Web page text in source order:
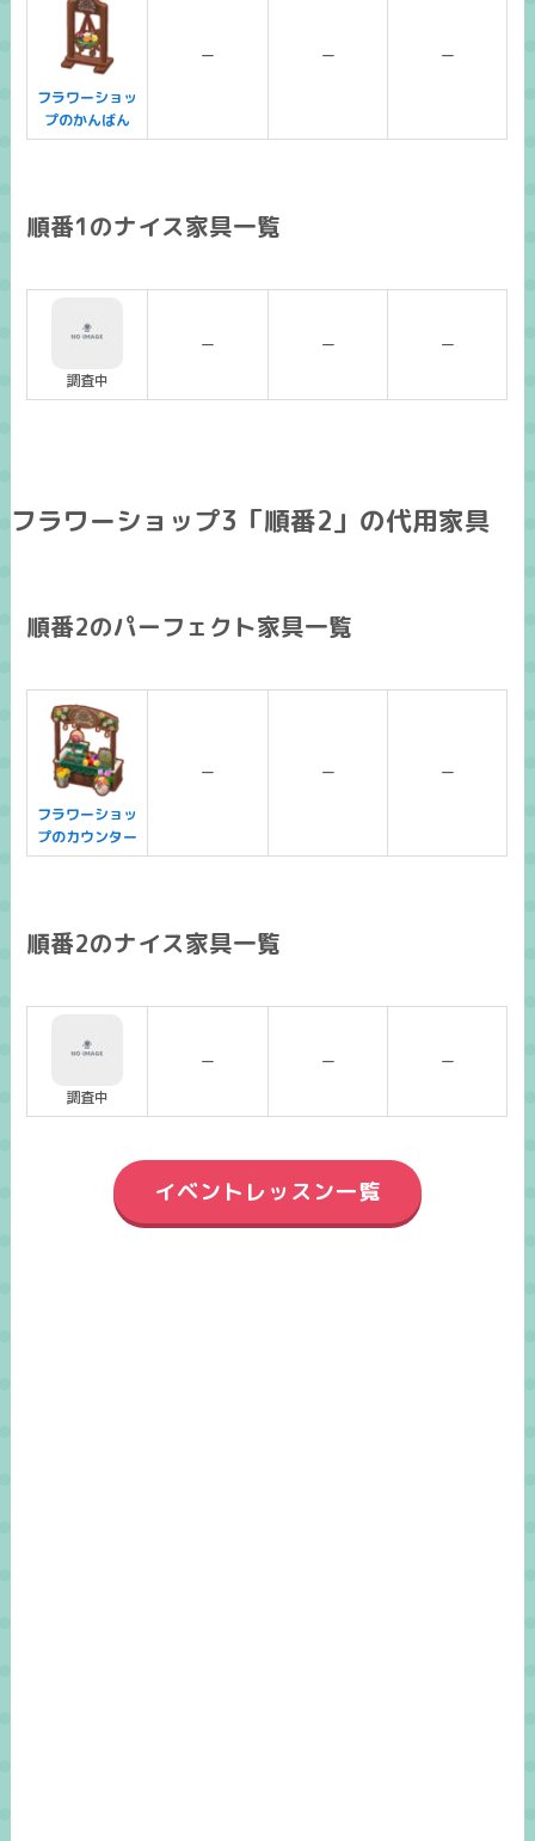
フラワーショッ
プのかんばん
ー ー ー
順番1のナイス家具一覧
調査中
ー ー ー
フラワーショップ3「順番2」の代用家具
順番2のパーフェクト家具一覧
フラワーショッ
プのカウンター
ー ー ー
順番2のナイス家具一覧
調査中
ー ー ー
イベントレッスン一覧